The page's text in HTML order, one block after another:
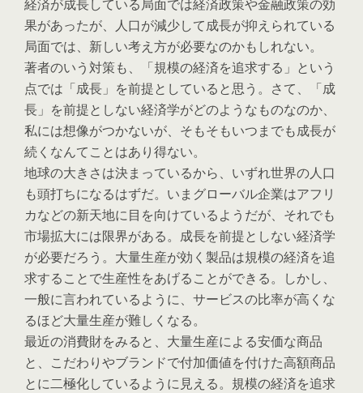
経済が成長している局面では経済政策や金融政策の効
果があったが、人口が減少して成長が抑えられている
局面では、新しい考え方が必要なのかもしれない。
著者のいう対策も、「規模の経済を追求する」という
点では「成長」を前提としていると思う。さて、「成
長」を前提としない経済学がどのようなものなのか、
私には想像がつかないが、そもそもいつまでも成長が
続くなんてことはあり得ない。
地球の大きさは決まっているから、いずれ世界の人口
も頭打ちになるはずだ。いまグローバル企業はアフリ
カなどの新天地に目を向けているようだが、それでも
市場拡大には限界がある。成長を前提としない経済学
が必要だろう。大量生産が効く製品は規模の経済を追
求することで生産性をあげることができる。しかし、
一般に言われているように、サービスの比率が高くな
るほど大量生産が難しくなる。
最近の消費財をみると、大量生産による安価な商品
と、こだわりやブランドで付加価値を付けた高額商品
とに二極化しているように見える。規模の経済を追求